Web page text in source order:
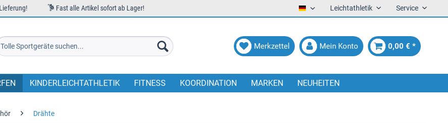
Fast alle Artikel sofort ab Lager! DeutschLeichtathletik Service
Merkzettel Mein Konto 0,00 € *
KINDERLEICHTATHLETIK FITNESS KOORDINATION MARKEN NEUHEITEN
Drähte